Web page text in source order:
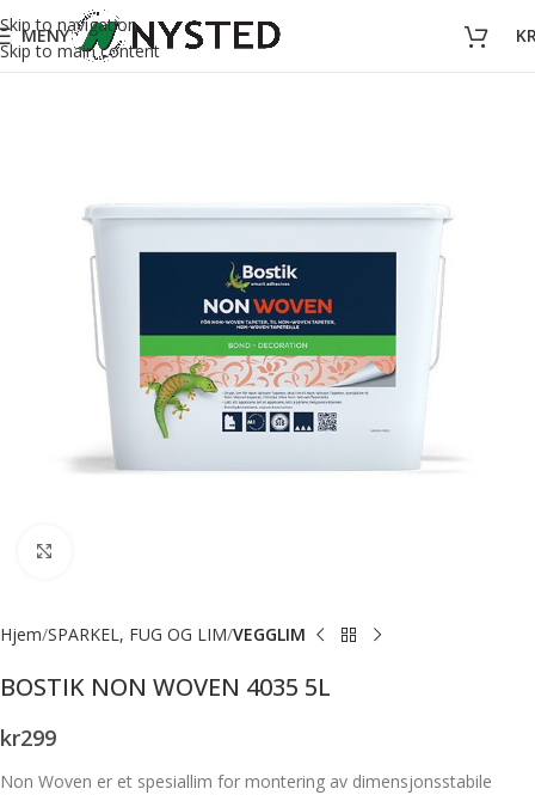
Skip to navigation
Skip to main content
MENY
Hjem SPARKEL, FUG OG LIM VEGGLIM
BOSTIK NON WOVEN 4035 5L
kr299
Non Woven er et spesiallim for montering av dimensjonsstabile